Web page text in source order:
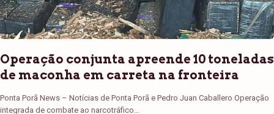
Operação conjunta apreende 10 toneladas
de maconha em carreta na fronteira
Ponta Porã News – Notícias de Ponta Porã e Pedro Juan Caballero Operação
integrada de combate ao narcotráfico…